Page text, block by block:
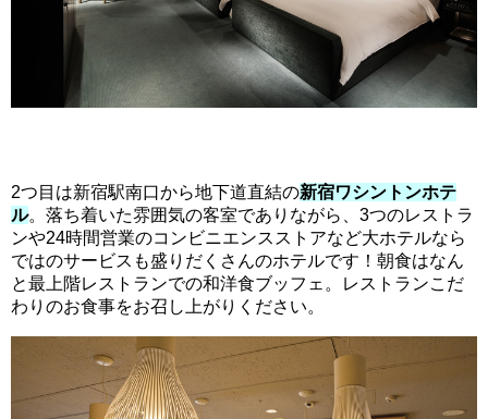
2つ目は新宿駅南口から地下道直結の新宿ワシントンホテ
ル。落ち着いた雰囲気の客室でありながら、3つのレストラ
ンや24時間営業のコンビニエンスストアなど大ホテルなら
ではのサービスも盛りだくさんのホテルです！朝食はなん
と最上階レストランでの和洋食ブッフェ。レストランこだ
わりのお食事をお召し上がりください。